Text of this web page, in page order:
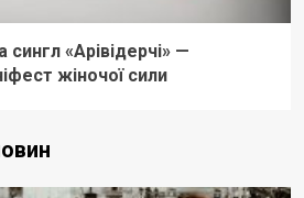
сингл «Арівідерчі» —
жіночої сили